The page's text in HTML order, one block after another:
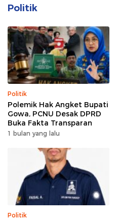
Politik
Politik
Polemik Hak Angket Bupati
Gowa, PCNU Desak DPRD
Buka Fakta Transparan
1 bulan yang lalu
Politik